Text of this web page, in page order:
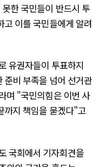
한 국민들이 반드시 투
고 이를 국민들에게 알려
유권자들이 투표하지
준비 부족을 넘어 선거관
며 "국민의힘은 이번 사
까지 책임을 묻겠다"고
국회에서 기자회견을